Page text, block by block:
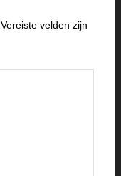
Vereiste velden zijn